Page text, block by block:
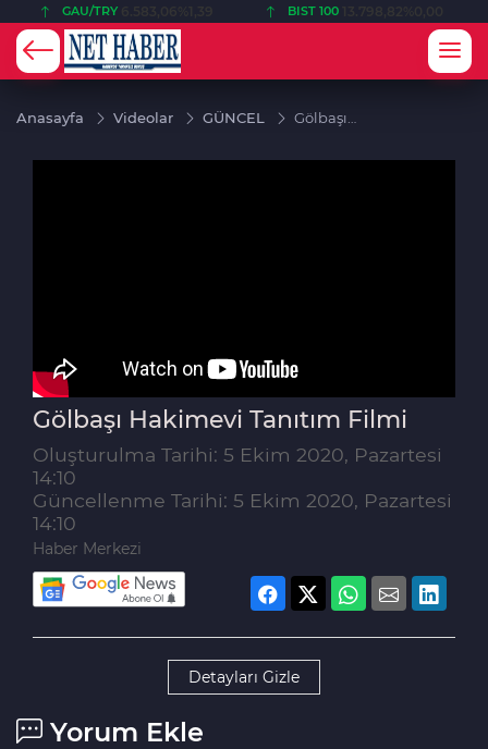
BIST 100 13.798,82 USD
Anasayfa Videolar GÜNCEL
Gölbaşı
Gölbaşı Hakimevi Tanıtım Filmi
Oluşturulma Tarihi: 5 Ekim 2020, Pazartesi
14:10
Güncellenme Tarihi: 5 Ekim 2020, Pazartesi
14:10
Haber Merkezi
Detayları Gizle
Yorum Ekle